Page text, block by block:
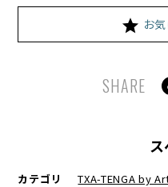
お
SHARE
カテゴリ TXA-TENGA by